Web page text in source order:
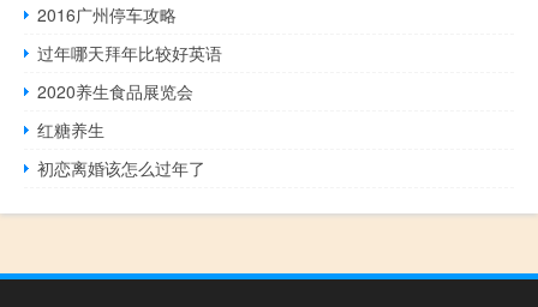
2016广州停车攻略
过年哪天拜年比较好英语
2020养生食品展览会
红糖养生
初恋离婚该怎么过年了